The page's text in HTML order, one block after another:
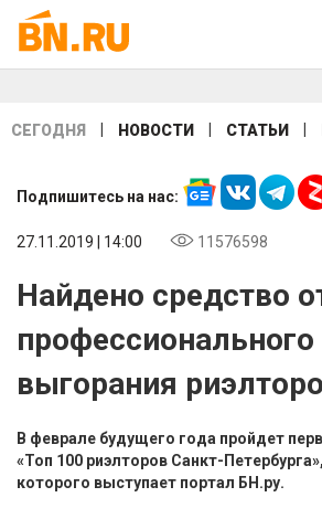
СЕГОДНЯ НОВОСТИ СТАТЬИ
Подпишитесь на нас:
27.11.2019 | 14:00 11576598
Найдено средство
профессионального
выгорания
В феврале будущего года пройдет
«Топ 100 риэлторов Санкт-
которого выступает портал БН.ру.